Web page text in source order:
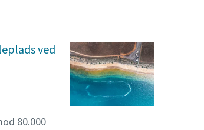
ved
80.000